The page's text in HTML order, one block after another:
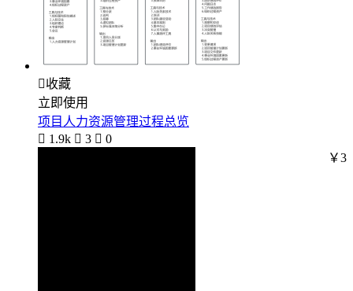
收藏
立即使用
项目人力资源管理过程总览
 1.9k  3  0
￥3